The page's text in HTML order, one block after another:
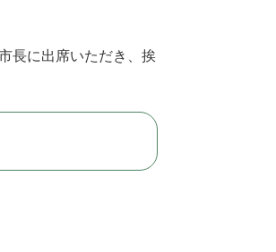
長に出席いただき、挨